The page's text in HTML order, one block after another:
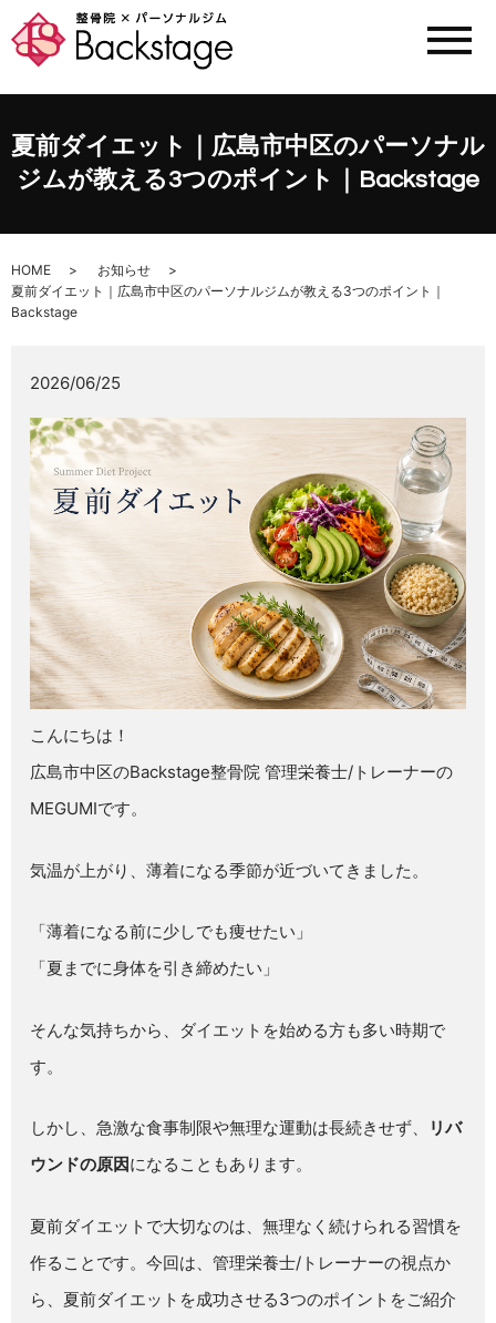
メ
夏前ダイエット｜広島市中区のパーソナル
ジムが教える3つのポイント｜Backstage
HOME
お知らせ
夏前ダイエット｜広島市中区のパーソナルジムが教える3つのポイント｜
Backstage
2026/06/25
こんにちは！
広島市中区のBackstage整骨院 管理栄養士/トレーナーの
MEGUMIです。
気温が上がり、薄着になる季節が近づいてきました。
「薄着になる前に少しでも痩せたい」
「夏までに身体を引き締めたい」
そんな気持ちから、ダイエットを始める方も多い時期で
す。
しかし、急激な食事制限や無理な運動は長続きせず、
リバ
ウンドの原因になることもあります。
夏前ダイエットで大切なのは、無理なく続けられる習慣を
作ることです。今回は、管理栄養士/トレーナーの視点か
ら、夏前ダイエットを成功させる3つのポイントをご紹介